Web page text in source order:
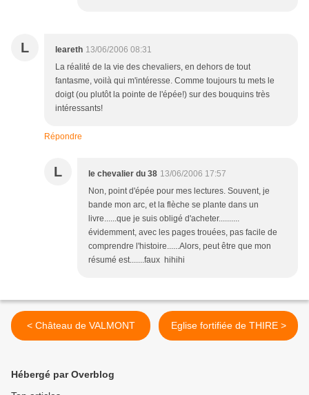
L leareth 13/06/2006 08:31
La réalité de la vie des chevaliers, en dehors de tout
fantasme, voilà qui m'intéresse. Comme toujours tu mets le
doigt (ou plutôt la pointe de l'épée!) sur des bouquins très
intéressants!
Répondre
L le chevalier du 38 13/06/2006 17:57
Non, point d'épée pour mes lectures. Souvent, je
bande mon arc, et la flèche se plante dans un
livre......que je suis obligé d'acheter..........
évidemment, avec les pages trouées, pas facile de
comprendre l'histoire......Alors, peut être que mon
résumé est.......faux hihihi
< Château de VALMONT Eglise fortifiée de THIRE >
Hébergé par Overblog